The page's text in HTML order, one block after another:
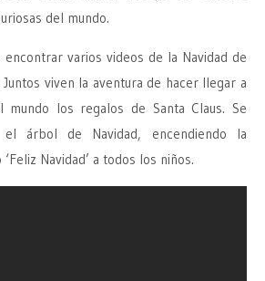
del mundo.
varios videos de la Navidad de
Juntos viven la aventura de hacer llegar a
los regalos de Santa Claus. Se
el árbol de Navidad, encendiendo la
Navidad’ a todos los niños.